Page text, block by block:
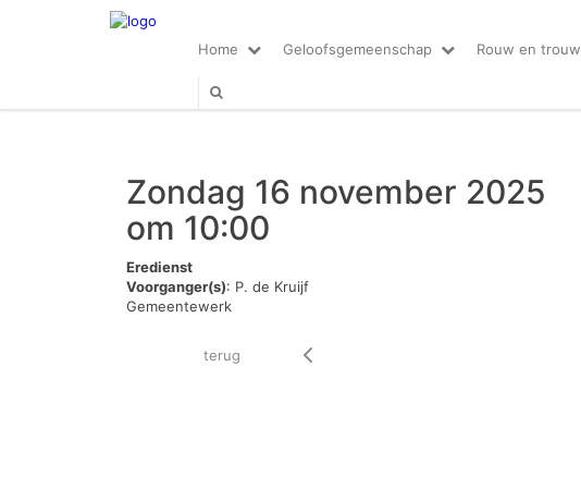
Home Geloofsgemeenschap Rouw en trouw
Zondag 16 november 2025
om 10:00
Eredienst
Voorganger(s): P. de Kruijf
Gemeentewerk
terug